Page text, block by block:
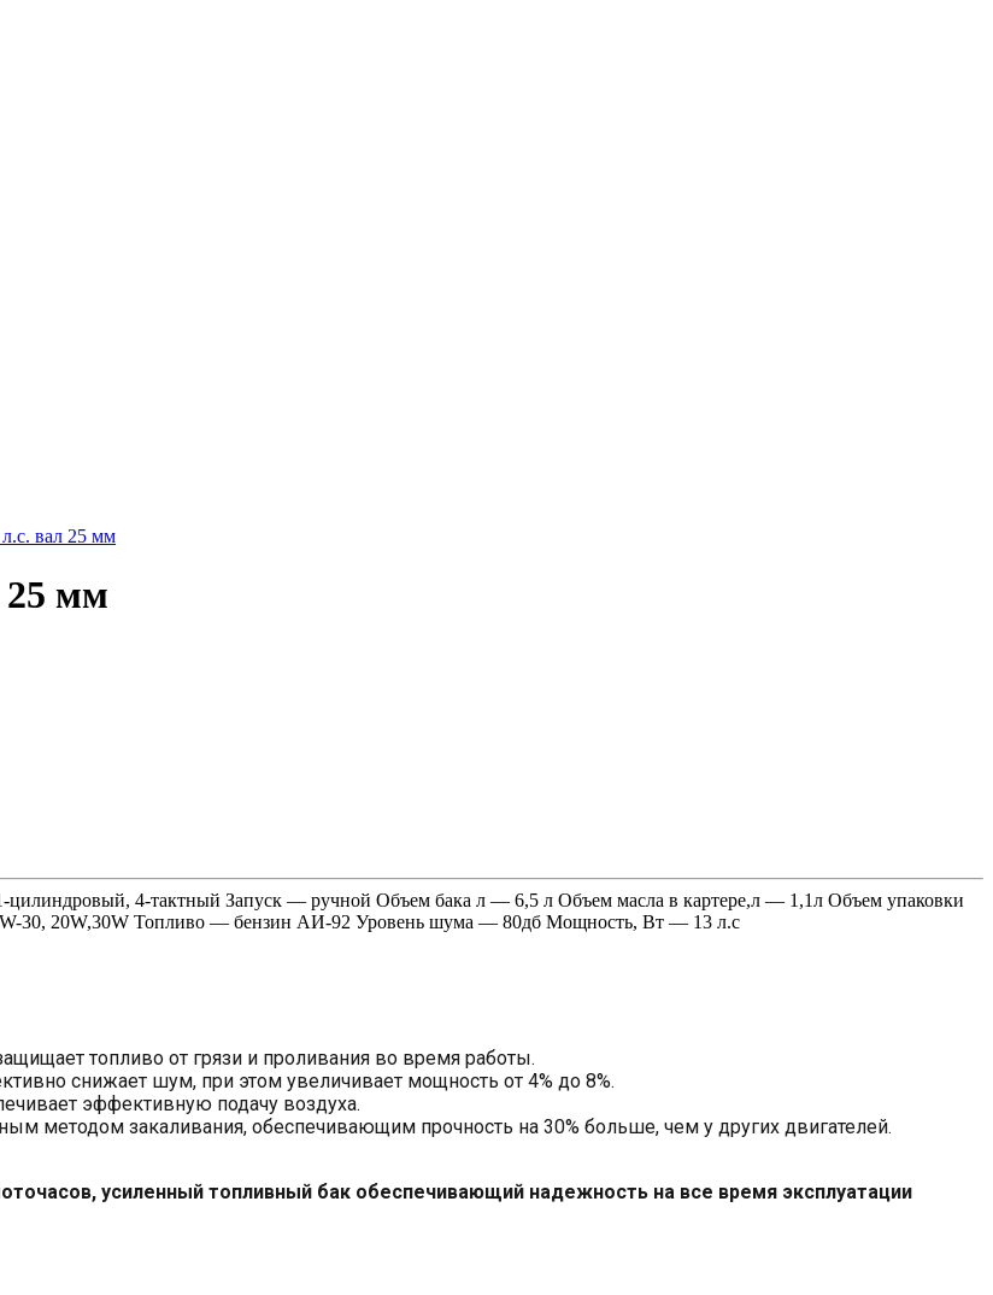
25 мм
4-тактный Запуск — ручной Объем бака л — 6,5 л Объем масла в картере,л — 1,1л Объем упаковки
30, 20W,30W Топливо — бензин АИ-92 Уровень шума — 80дб Мощность, Вт — 13 л.с
топливо от грязи и проливания во время работы.
снижает шум, при этом увеличивает мощность от 4% до 8%.
эффективную подачу воздуха.
методом закаливания, обеспечивающим прочность на 30% больше, чем у других двигателей.
усиленный топливный бак обеспечивающий надежность на все время эксплуатации